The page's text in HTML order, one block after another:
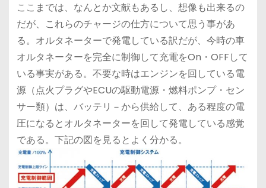
ここまでは、なんとか文献もあるし、想像も出来るの
だが、これらのチャージの仕方について思う事があ
る。オルタネーターで発電している訳だが、今時の車
オルタネーターを完全に制御して充電をOn・OFFして
いる事実がある。不要な時はエンジンを回している電
源（点火プラグやECUの駆動電源・燃料ポンプ・セン
サー類）は、バッテリ－から供給して、ある程度の電
圧になるとオルタネーターを回して発電している感覚
である。下記の図を見るとよく分かる。